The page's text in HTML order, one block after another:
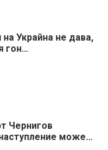
Украйна не дава,
гон…
Чернигов
може…